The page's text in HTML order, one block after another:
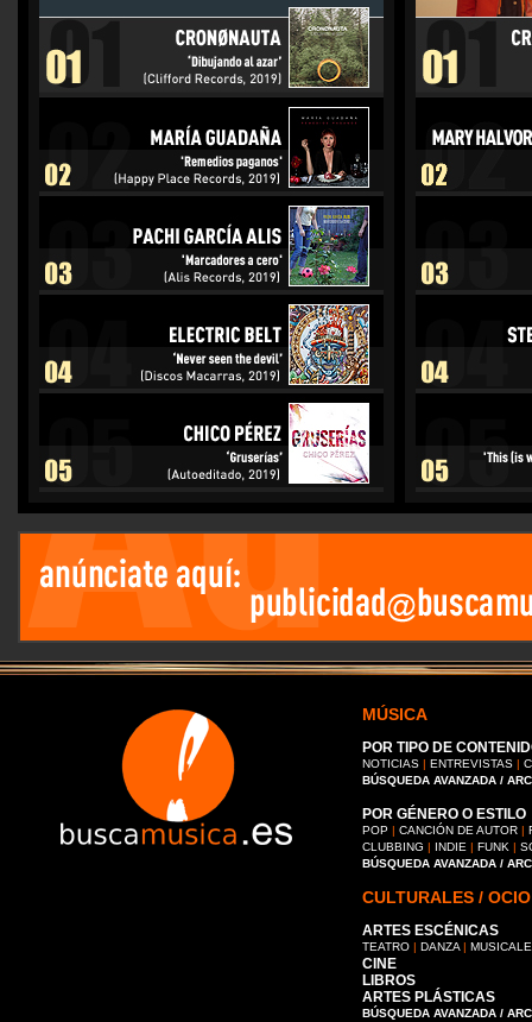
MÚSICA
POR TIPO DE
NOTICIAS | ENTREVISTAS |
BÚSQUEDA AVANZADA /
POR GÉNERO O ESTILO
POP | CANCIÓN DE AUTOR |
CLUBBING | INDIE | FUNK |
BÚSQUEDA AVANZADA /
CULTURALES / OCIO
ARTES ESCÉNICAS
TEATRO | DANZA |
CINE
LIBROS
ARTES PLÁSTICAS
BÚSQUEDA AVANZADA /